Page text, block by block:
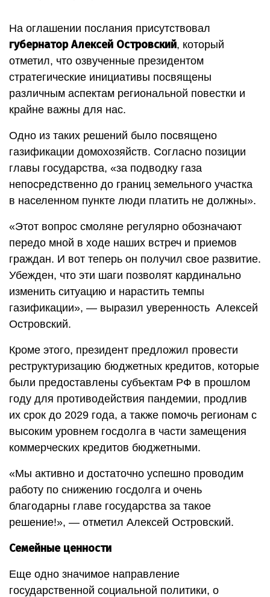
На оглашении послания присутствовал
губернатор Алексей Островский, который
отметил, что озвученные президентом
стратегические инициативы посвящены
различным аспектам региональной повестки и
крайне важны для нас.
Одно из таких решений было посвящено
газификации домохозяйств. Согласно позиции
главы государства, «за подводку газа
непосредственно до границ земельного участка
в населенном пункте люди платить не должны».
«Этот вопрос смоляне регулярно обозначают
передо мной в ходе наших встреч и приемов
граждан. И вот теперь он получил свое развитие.
Убежден, что эти шаги позволят кардинально
изменить ситуацию и нарастить темпы
газификации», — выразил уверенность Алексей
Островский.
Кроме этого, президент предложил провести
реструктуризацию бюджетных кредитов, которые
были предоставлены субъектам РФ в прошлом
году для противодействия пандемии, продлив
их срок до 2029 года, а также помочь регионам с
высоким уровнем госдолга в части замещения
коммерческих кредитов бюджетными.
«Мы активно и достаточно успешно проводим
работу по снижению госдолга и очень
благодарны главе государства за такое
решение!», — отметил Алексей Островский.
Семейные ценности
Еще одно значимое направление
государственной социальной политики, о